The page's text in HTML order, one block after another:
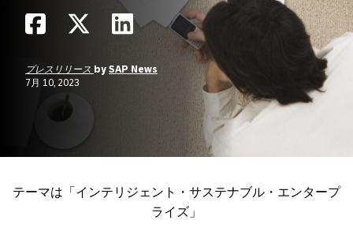
プレスリリース by SAP News
7月 10, 2023
テーマは「インテリジェント・サステナブル・エンタープ
ライズ」